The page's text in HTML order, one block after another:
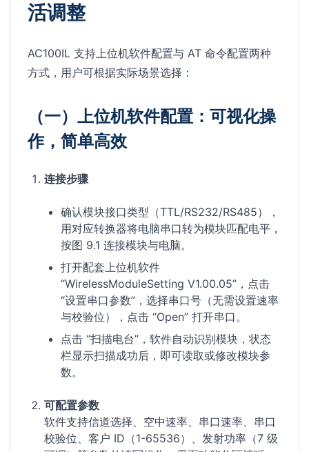
活调整
AC100IL 支持上位机软件配置与 AT 命令配置两种
方式，用户可根据实际场景选择：
（一）上位机软件配置：可视化操
作，简单高效
连接步骤
确认模块接口类型（TTL/RS232/RS485），
用对应转换器将电脑串口转为模块匹配电平，
按图 9.1 连接模块与电脑。
打开配套上位机软件
“WirelessModuleSetting V1.00.05”，点击
“设置串口参数”，选择串口号（无需设置速率
与校验位），点击 “Open” 打开串口。
点击 “扫描电台”，软件自动识别模块，状态
栏显示扫描成功后，即可读取或修改模块参
数。
可配置参数
软件支持信道选择、空中速率、串口速率、串口
校验位、客户 ID（1-65536）、发射功率（7 级